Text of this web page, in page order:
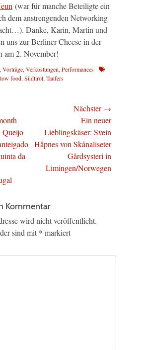
(war für manche Beteiligte ein
dem anstrengenden Networking
Danke, Karin, Martin und
uns zur Berliner Cheese in der
am 2. November!
,Vorträge, Verkostungen, Performances
Schlagworte
food,Südtirol,Taufers
Queijo
da
Nächster →
Beitrag:
Ein neuer
Lieblingskäser: Svein
Håpnes von Skånaliseter
Gårdsysteri in
Limingen/Norwegen
Kommentar
wird nicht veröffentlicht.
sind mit * markiert